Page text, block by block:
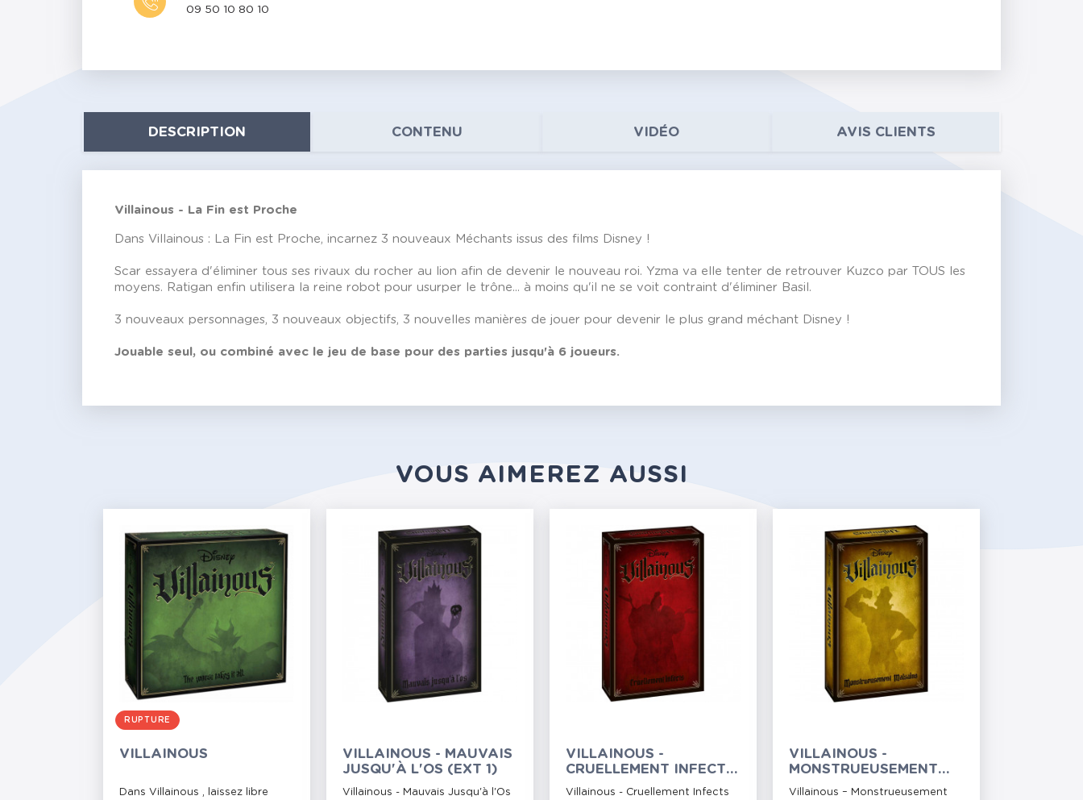
09 50 10 80 10
DESCRIPTION CONTENU VIDÉO AVIS CLIENTS
Villainous - La Fin est Proche
Dans Villainous : La Fin est Proche, incarnez 3 nouveaux Méchants issus des films Disney !
Scar essayera d'éliminer tous ses rivaux du rocher au lion afin de devenir le nouveau roi. Yzma va elle tenter de retrouver Kuzco par TOUS les
moyens. Ratigan enfin utilisera la reine robot pour usurper le trône... à moins qu'il ne se voit contraint d'éliminer Basil.
3 nouveaux personnages, 3 nouveaux objectifs, 3 nouvelles manières de jouer pour devenir le plus grand méchant Disney !
Jouable seul, ou combiné avec le jeu de base pour des parties jusqu'à 6 joueurs.
VOUS AIMEREZ AUSSI
RUPTURE
VILLAINOUS
Dans Villainous , laissez libre
VILLAINOUS - MAUVAIS
JUSQU'À L'OS (EXT 1)
Villainous - Mauvais Jusqu'à l'Os
VILLAINOUS -
CRUELLEMENT INFECTS
(EXT 3)
Villainous - Cruellement Infects
VILLAINOUS -
MONSTRUEUSEMENT
MALSAINS (EXT 4)
Villainous – Monstrueusement